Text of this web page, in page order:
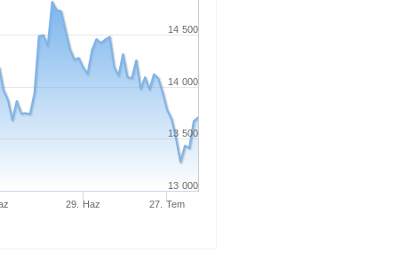
29. Haz 27. Tem
13 000
13 500
14 000
14 500